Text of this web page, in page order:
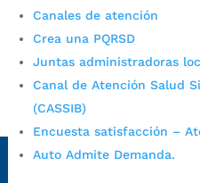
Canales de atención
Crea una PQRSD
Juntas administradoras
Canal de Atención Salud
(CASSIB)
Encuesta satisfacción –
Auto Admite Demanda.
PrensaBucaramanga
Autorización de Tratamiento